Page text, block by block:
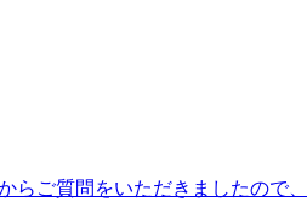
らご質問をいただきましたので